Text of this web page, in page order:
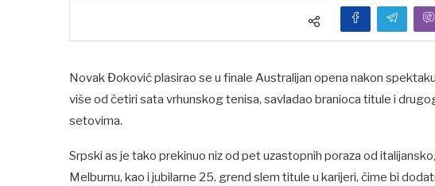
Novak Đoković plasirao se u finale Australijan opena nakon
više od četiri sata vrhunskog tenisa, savladao branioca titule i
setovima.
Srpski as je tako prekinuo niz od pet uzastopnih poraza od
Melburnu, kao i jubilarne 25. grend slem titule u karijeri, čime bi